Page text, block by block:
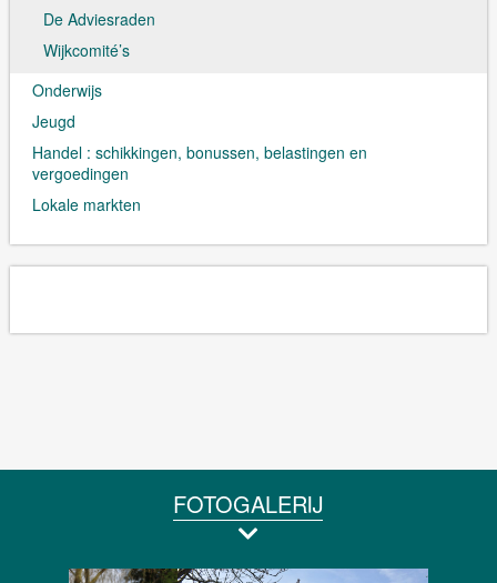
De Adviesraden
Wijkcomité’s
Onderwijs
Jeugd
Handel : schikkingen, bonussen, belastingen en
vergoedingen
Lokale markten
FOTOGALERIJ